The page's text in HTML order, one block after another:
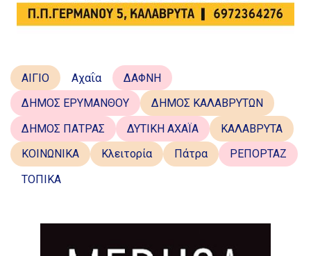
ΑΙΓΙΟ Αχαΐα
ΔΑΦΝΗ
ΔΗΜΟΣ ΕΡΥΜΑΝΘΟΥ
ΔΗΜΟΣ ΚΑΛΑΒΡΥΤΩΝ
ΔΗΜΟΣ ΠΑΤΡΑΣ
ΔΥΤΙΚΗ ΑΧΑΪΑ
ΚΑΛΑΒΡΥΤΑ
ΚΟΙΝΩΝΙΚΑ
Κλειτορία Πάτρα
ΡΕΠΟΡΤΑΖ
ΤΟΠΙΚΑ